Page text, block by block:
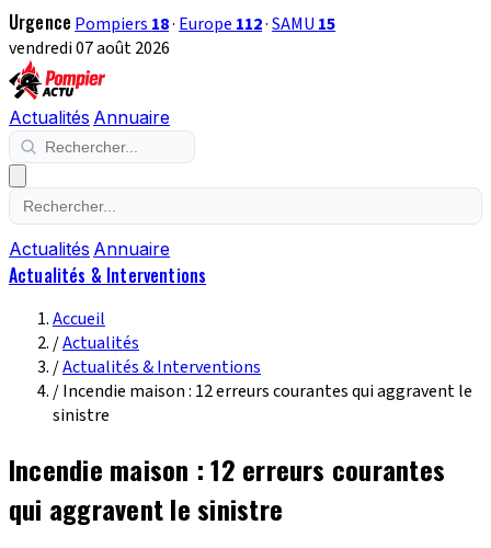
Urgence Pompiers 18· Europe 112·SAMU 15
vendredi 07 août 2026
Actualités Annuaire
Actualités Annuaire
Actualités & Interventions
Accueil
/Actualités
/Actualités & Interventions
/Incendie maison : 12 erreurs courantes qui aggravent le
sinistre
Incendie maison : 12 erreurs courantes
qui aggravent le sinistre